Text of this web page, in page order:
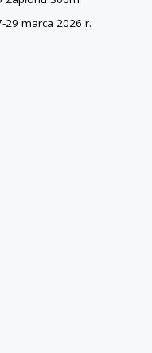
29 marca 2026 r.